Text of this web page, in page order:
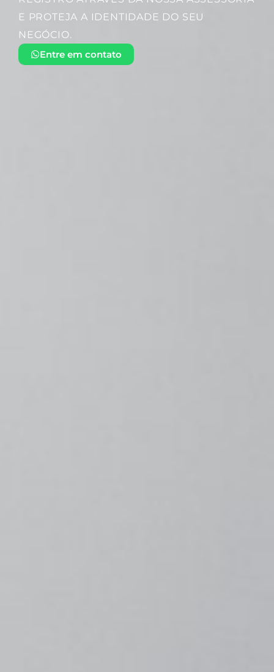
E PROTEJA A IDENTIDADE DO SEU
NEGÓCIO.
Entre em contato